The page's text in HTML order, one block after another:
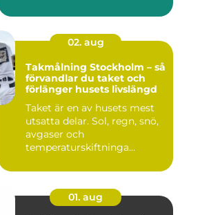
02. aug
Takmålning Stockholm – så
förvandlar du taket och
förlänger husets livslängd
Taket är en av husets mest
utsatta delar. Sol, regn, snö,
avgaser och
temperaturskiftninga...
01. aug